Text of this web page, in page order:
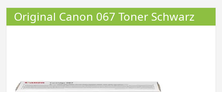
Original Canon 067 Toner Schwarz